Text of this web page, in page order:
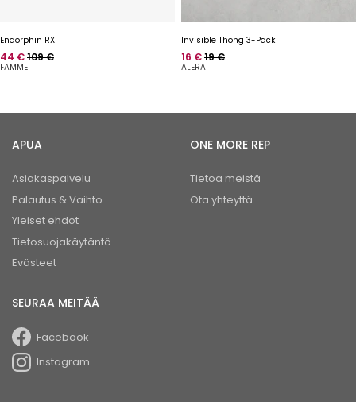
Endorphin RX1
Hinta
44 €Normaalihinta
109 €
FAMME
Invisible Thong 3-Pack
Hinta
16 €Normaalihinta
19 €
ALERA
APUA
Asiakaspalvelu
Palautus & Vaihto
Yleiset ehdot
Tietosuojakäytäntö
Evästeet
ONE MORE REP
Tietoa meistä
Ota yhteyttä
SEURAA MEITÄÄ
Facebook
Instagram